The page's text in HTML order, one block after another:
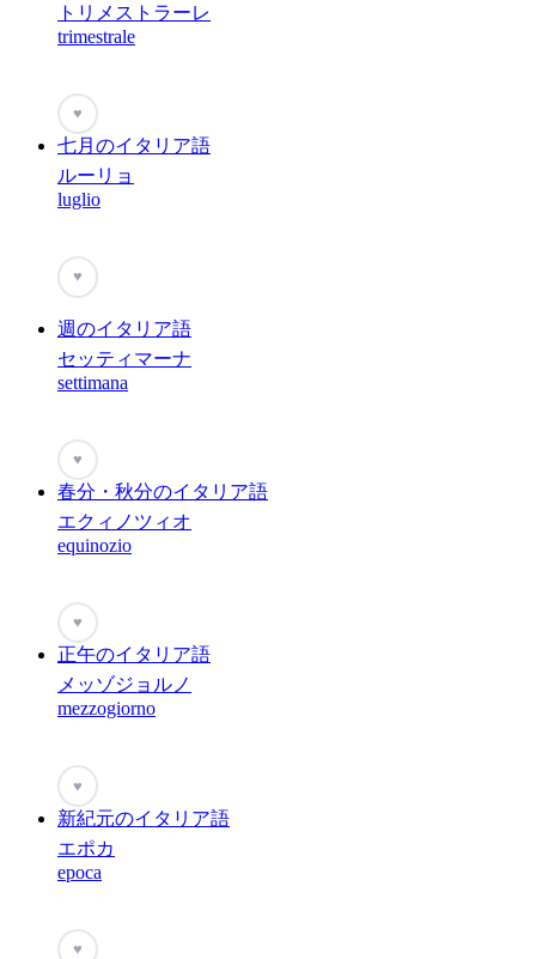
トリメストラーレ
trimestrale
♥
七月のイタリア語
ルーリョ
luglio
♥
週のイタリア語
セッティマーナ
settimana
♥
春分・秋分のイタリア語
エクィノツィオ
equinozio
♥
正午のイタリア語
メッゾジョルノ
mezzogiorno
♥
新紀元のイタリア語
エポカ
epoca
♥